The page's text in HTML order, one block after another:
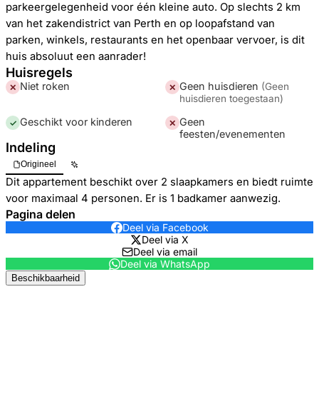
parkeergelegenheid voor één kleine auto. Op slechts 2 km
van het zakendistrict van Perth en op loopafstand van
parken, winkels, restaurants en het openbaar vervoer, is dit
huis absoluut een aanrader!
Huisregels
✕ Niet roken ✕ Geen huisdieren (Geen
huisdieren toegestaan)
✓ Geschikt voor kinderen ✕ Geen
feesten/evenementen
Indeling
Origineel
Dit appartement beschikt over 2 slaapkamers en biedt ruimte
voor maximaal 4 personen. Er is 1 badkamer aanwezig.
Pagina delen
Deel via Facebook
Deel via X
Deel via email
Deel via WhatsApp
Beschikbaarheid